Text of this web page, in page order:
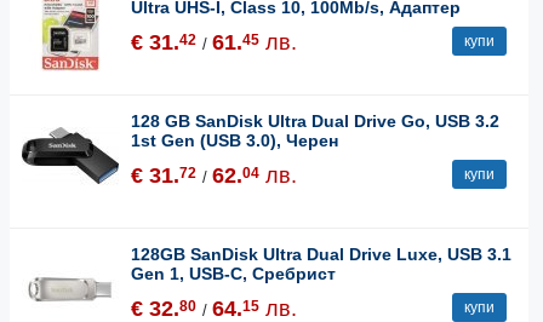
Ultra UHS-I, Class 10, 100Mb/s, Адаптер
€ 31.42 / 61.45 лв. купи
128 GB SanDisk Ultra Dual Drive Go, USB 3.2
1st Gen (USB 3.0), Черен
€ 31.72 / 62.04 лв. купи
128GB SanDisk Ultra Dual Drive Luxe, USB 3.1
Gen 1, USB-C, Сребрист
€ 32.80 / 64.15 лв. купи